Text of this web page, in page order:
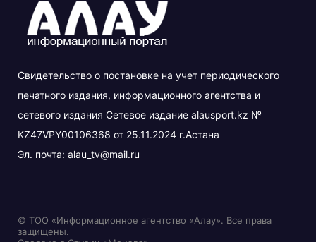
Свидетельство о постановке на учет периодического
печатного издания, информационного агентства и
сетевого издания Сетевое издание alausport.kz №
KZ47VPY00106368 от 25.11.2024 г.Астана
Эл. почта: alau_tv@mail.ru
© ТОО «Информационное агентство «Алау». Все права
защищены.